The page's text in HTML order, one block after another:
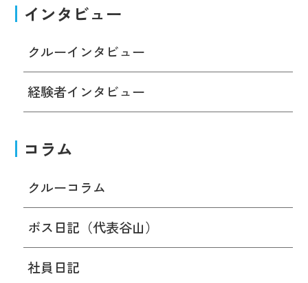
インタビュー
クルーインタビュー
経験者インタビュー
コラム
クルーコラム
ボス日記（代表谷山）
社員日記